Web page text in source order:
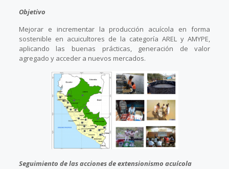
Objetivo
Mejorar e incrementar la producción acuícola en forma
sostenible en acuicultores de la categoría AREL y AMYPE,
aplicando las buenas prácticas, generación de valor
agregado y acceder a nuevos mercados.
Seguimiento de las acciones de extensionismo acuícola